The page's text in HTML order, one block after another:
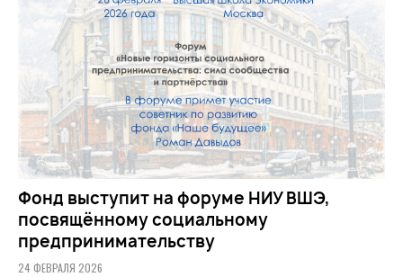
Фонд выступит на форуме НИУ ВШЭ,
посвящённому социальному
предпринимательству
24 ФЕВРАЛЯ 2026